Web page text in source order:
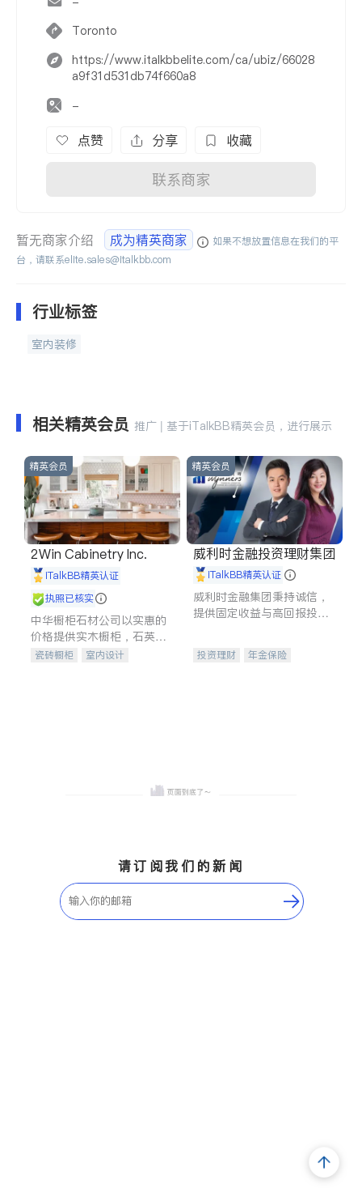
Toronto
https://www.italkbbelite.com/ca/ubiz/66028
a9f31d531db74f660a8
-
点赞 分享 收藏
联系商家
暂无商家介绍 成为精英商家
如果不想放置信息在我们的平
台，请联系elite.sales@italkbb.com
行业标签
室内装修
相关精英会员 推广 | 基于iTalkBB精英会员，进行展示
精英会员
2Win Cabinetry Inc.
iTalkBB精英认证
执照已核实
中华橱柜石材公司以实惠的
价格提供实木橱柜，石英石
台面，多种优质不锈钢水
瓷砖橱柜
室内设计
精英会员
威利时金融投资理财集团
iTalkBB精英认证
威利时金融集团秉持诚信，
提供固定收益与高回报投资
合，助力客户实现目标
投资理财
年金保险
请订阅我们的新闻